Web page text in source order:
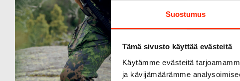
Suostumus
Tämä sivusto käyttää evästeitä
Käytämme evästeitä
ja kävijämäärämme